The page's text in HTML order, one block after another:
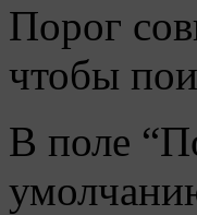
Порог
чтобы
В поле